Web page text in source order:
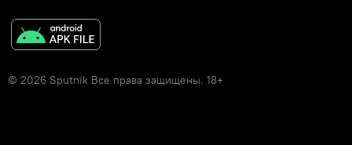
© 2026 Sputnik Все права защищены. 18+